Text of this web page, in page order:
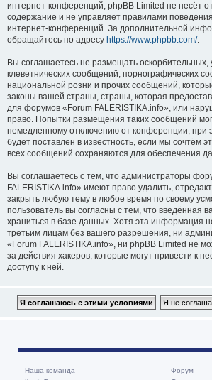
интернет-конференций; phpBB Limited не несёт
содержание и не управляет правилами
интернет-конференций. За дополнительной
обращайтесь по адресу https://www.phpbb.com/.
Вы соглашаетесь не размещать
клеветнических сообщений, порнографических
национальной розни и прочих сообщений,
законы вашей страны, страны, которая
для форумов «Forum FALERISTIKA.info», или
право. Попытки размещения таких сообщений
немедленному отключению от конференции, при
будет поставлен в известность, если мы сочтём
всех сообщений сохраняются для обеспечения
Вы соглашаетесь с тем, что администраторы
FALERISTIKA.info» имеют право удалить,
закрыть любую тему в любое время по своему
пользователь вы согласны с тем, что введённая
храниться в базе данных. Хотя эта информация
третьим лицам без вашего разрешения, ни
«Forum FALERISTIKA.info», ни phpBB Limited не
за действия хакеров, которые могут привести к
доступу к ней.
Наша команда
Форум